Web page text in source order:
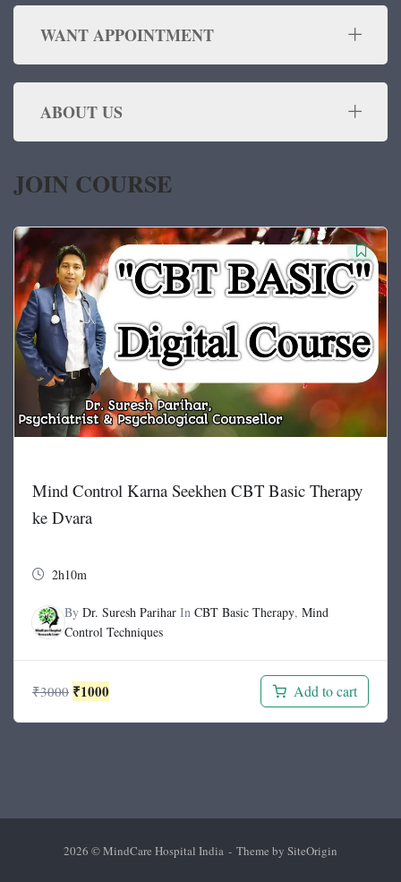
WANT APPOINTMENT
ABOUT US
JOIN COURSE
Mind Control Karna Seekhen CBT Basic Therapy
ke Dvara
2h10m
By Dr. Suresh Parihar In CBT Basic Therapy, Mind
Control Techniques
₹3000 Original
₹1000 Add to cart
2026 © MindCare Hospital India Theme by SiteOrigin